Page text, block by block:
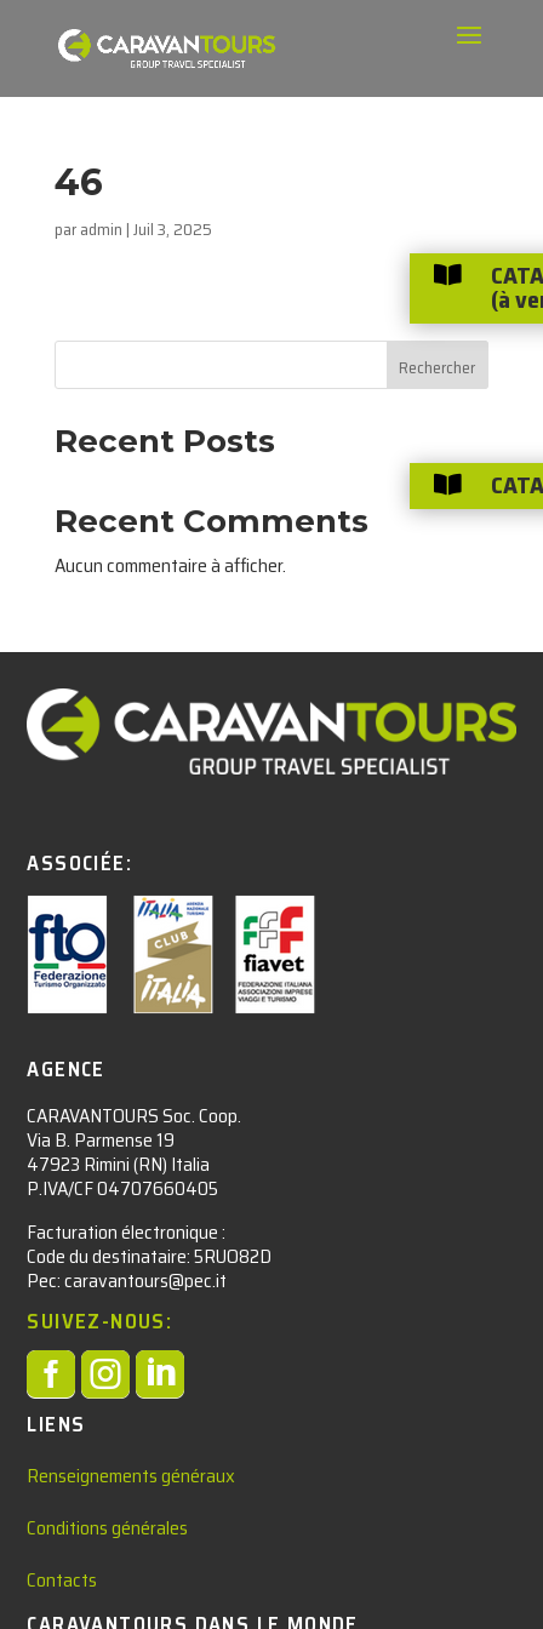
46
paradmin |Juil 3, 2025
Rechercher
Recent Posts
Recent Comments
Aucun commentaire à afficher.
ASSOCIÉE:
AGENCE
CARAVANTOURS Soc. Coop.
Via B. Parmense 19
47923 Rimini (RN) Italia
P.IVA/CF 04707660405
Facturation électronique :​
Code du destinataire: 5RUO82D
Pec: caravantours@pec.it
SUIVEZ-NOUS:

LIENS
Renseignements généraux
Conditions générales
Contacts

(à
